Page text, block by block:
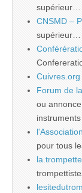
supérieur…
CNSMD –
supérieur…
Cuivres.org
Forum de
ou
pour tous